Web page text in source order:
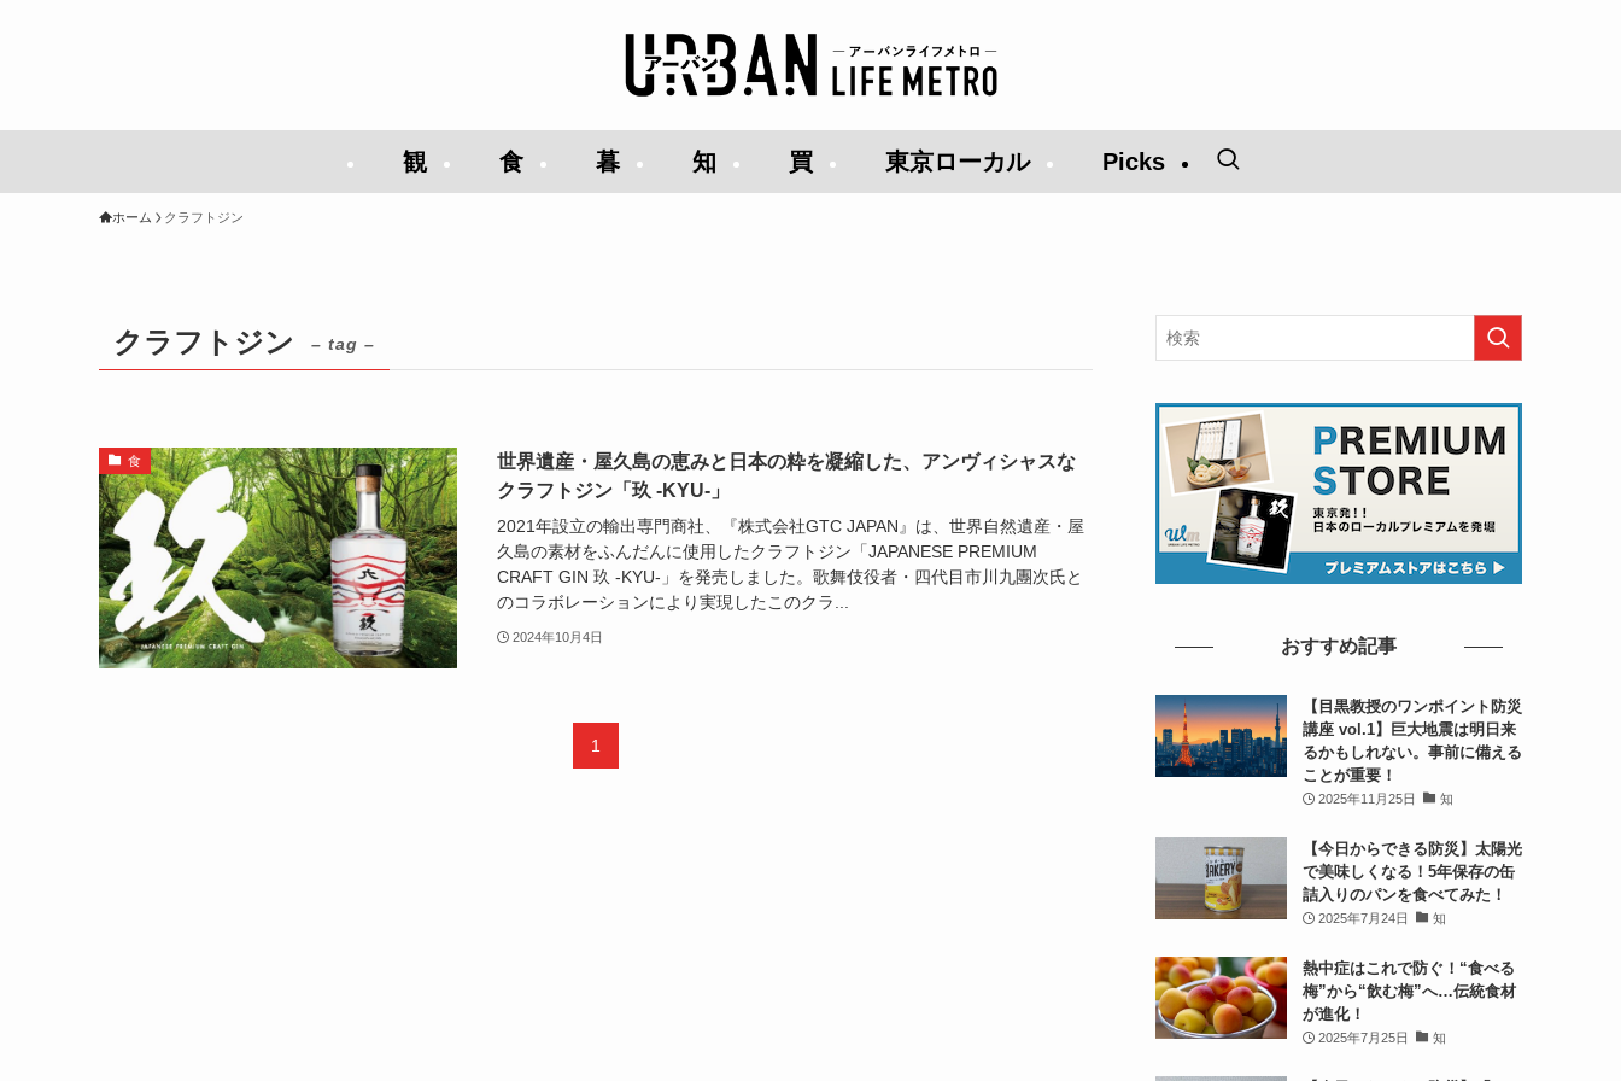
観 食 暮 知 買 東京ローカル Picks
ホーム クラフトジン
クラフトジン – tag –
食
世界遺産・屋久島の恵みと日本の粋を凝縮した、アンヴィシャスな
クラフトジン「玖 -KYU-」
2021年設立の輸出専門商社、『株式会社GTC JAPAN』は、世界自然遺産・屋
久島の素材をふんだんに使用したクラフトジン「JAPANESE PREMIUM
CRAFT GIN 玖 -KYU-」を発売しました。歌舞伎役者・四代目市川九團次氏と
のコラボレーションにより実現したこのクラ...
2024年10月4日
1
おすすめ記事
【目黒教授のワンポイント防災
講座 vol.1】巨大地震は明日来
るかもしれない。事前に備える
ことが重要！
2025年11月25日 知
【今日からできる防災】太陽光
で美味しくなる！5年保存の缶
詰入りのパンを食べてみた！
2025年7月24日 知
熱中症はこれで防ぐ！“食べる
梅”から“飲む梅”へ…伝統食材
が進化！
2025年7月25日 知